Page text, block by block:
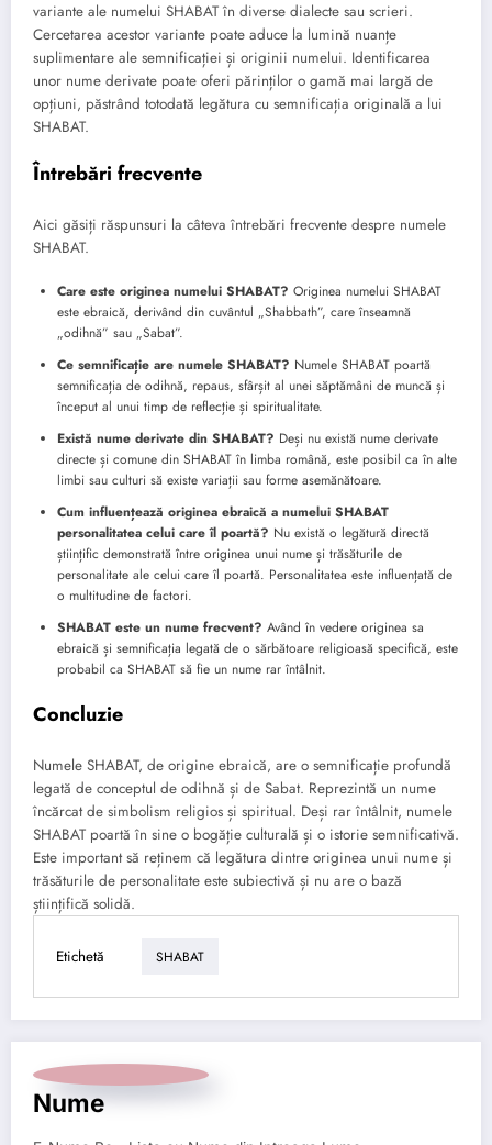
variante ale numelui SHABAT în diverse dialecte sau scrieri.
Cercetarea acestor variante poate aduce la lumină nuanțe
suplimentare ale semnificației și originii numelui. Identificarea
unor nume derivate poate oferi părinților o gamă mai largă de
opțiuni, păstrând totodată legătura cu semnificația originală a lui
SHABAT.
Întrebări frecvente
Aici găsiți răspunsuri la câteva întrebări frecvente despre numele
SHABAT.
Care este originea numelui SHABAT? Originea numelui SHABAT
este ebraică, derivând din cuvântul „Shabbath”, care înseamnă
„odihnă” sau „Sabat”.
Ce semnificație are numele SHABAT? Numele SHABAT poartă
semnificația de odihnă, repaus, sfârșit al unei săptămâni de muncă și
început al unui timp de reflecție și spiritualitate.
Există nume derivate din SHABAT? Deși nu există nume derivate
directe și comune din SHABAT în limba română, este posibil ca în alte
limbi sau culturi să existe variații sau forme asemănătoare.
Cum influențează originea ebraică a numelui SHABAT
personalitatea celui care îl poartă? Nu există o legătură directă
științific demonstrată între originea unui nume și trăsăturile de
personalitate ale celui care îl poartă. Personalitatea este influențată de
o multitudine de factori.
SHABAT este un nume frecvent? Având în vedere originea sa
ebraică și semnificația legată de o sărbătoare religioasă specifică, este
probabil ca SHABAT să fie un nume rar întâlnit.
Concluzie
Numele SHABAT, de origine ebraică, are o semnificație profundă
legată de conceptul de odihnă și de Sabat. Reprezintă un nume
încărcat de simbolism religios și spiritual. Deși rar întâlnit, numele
SHABAT poartă în sine o bogăție culturală și o istorie semnificativă.
Este important să reținem că legătura dintre originea unui nume și
trăsăturile de personalitate este subiectivă și nu are o bază
științifică solidă.
Etichetă SHABAT
Nume